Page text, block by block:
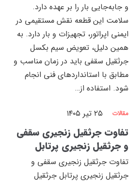
و جابه‌جایی بار را بر عهده دارد.
سلامت این قطعه نقش مستقیمی در
ایمنی اپراتور، تجهیزات و بار دارد. به
همین دلیل، تعویض سیم بکسل
جرثقیل سقفی باید در زمان مناسب و
مطابق با استانداردهای فنی انجام
شود. استفاده از…
مقالات ۲۵ تیر ۱۴۰۵
تفاوت جرثقیل زنجیری سقفی
و جرثقیل زنجیری پرتابل
تفاوت جرثقیل زنجیری سقفی و
جرثقیل زنجیری پرتابل جرثقیل